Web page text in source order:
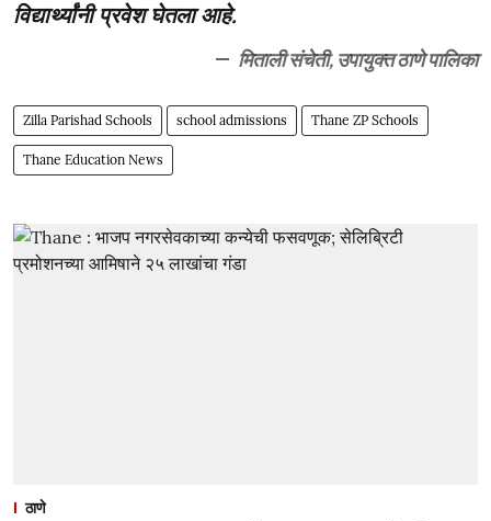
विद्यार्थ्यांनी प्रवेश घेतला आहे.
मिताली संचेती, उपायुक्त ठाणे पालिका
Zilla Parishad Schools school admissions Thane ZP Schools
Thane Education News
ठाणे